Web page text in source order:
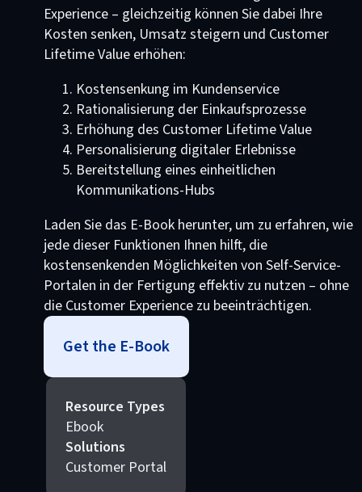
Experience – gleichzeitig können Sie dabei Ihre
Kosten senken, Umsatz steigern und Customer
Lifetime Value erhöhen:
Kostensenkung im Kundenservice
Rationalisierung der Einkaufsprozesse
Erhöhung des Customer Lifetime Value
Personalisierung digitaler Erlebnisse
Bereitstellung eines einheitlichen
Kommunikations-Hubs
Laden Sie das E-Book herunter, um zu erfahren, wie
jede dieser Funktionen Ihnen hilft, die
kostensenkenden Möglichkeiten von Self-Service-
Portalen in der Fertigung effektiv zu nutzen – ohne
die Customer Experience zu beeinträchtigen.
Get the E-Book
Resource Types
Ebook
Solutions
Customer Portal